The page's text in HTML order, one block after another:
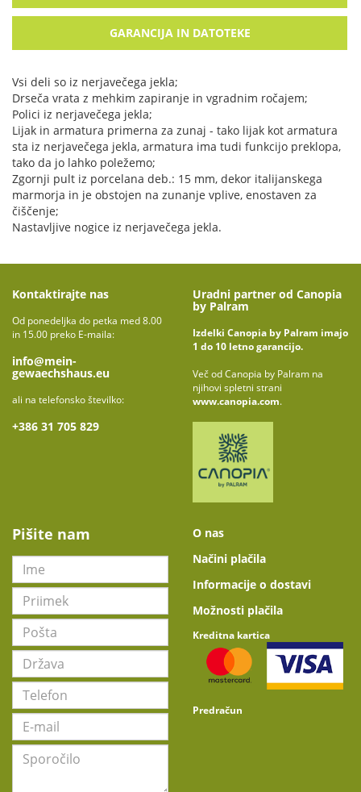
GARANCIJA IN DATOTEKE
Vsi deli so iz nerjavečega jekla;
Drseča vrata z mehkim zapiranje in vgradnim ročajem;
Polici iz nerjavečega jekla;
Lijak in armatura primerna za zunaj - tako lijak kot armatura
sta iz nerjavečega jekla, armatura ima tudi funkcijo preklopa,
tako da jo lahko poležemo;
Zgornji pult iz porcelana deb.: 15 mm, dekor italijanskega
marmorja in je obstojen na zunanje vplive, enostaven za
čiščenje;
Nastavljive nogice iz nerjavečega jekla.
Kontaktirajte nas
Od ponedeljka do petka med 8.00
in 15.00 preko E-maila:
info@mein-
gewaechshaus.eu
ali na telefonsko številko:
+386 31 705 829
Uradni partner od Canopia
by Palram
Izdelki Canopia by Palram imajo
1 do 10 letno garancijo.
Več od Canopia by Palram na
njihovi spletni strani
www.canopia.com.
Pišite nam
O nas
Načini plačila
Informacije o dostavi
Možnosti plačila
Kreditna kartica
Predračun